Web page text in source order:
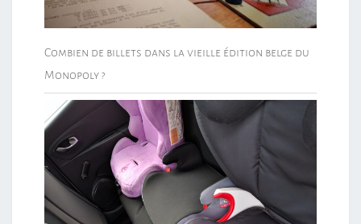
Combien de billets dans la vieille édition belge du
Monopoly ?